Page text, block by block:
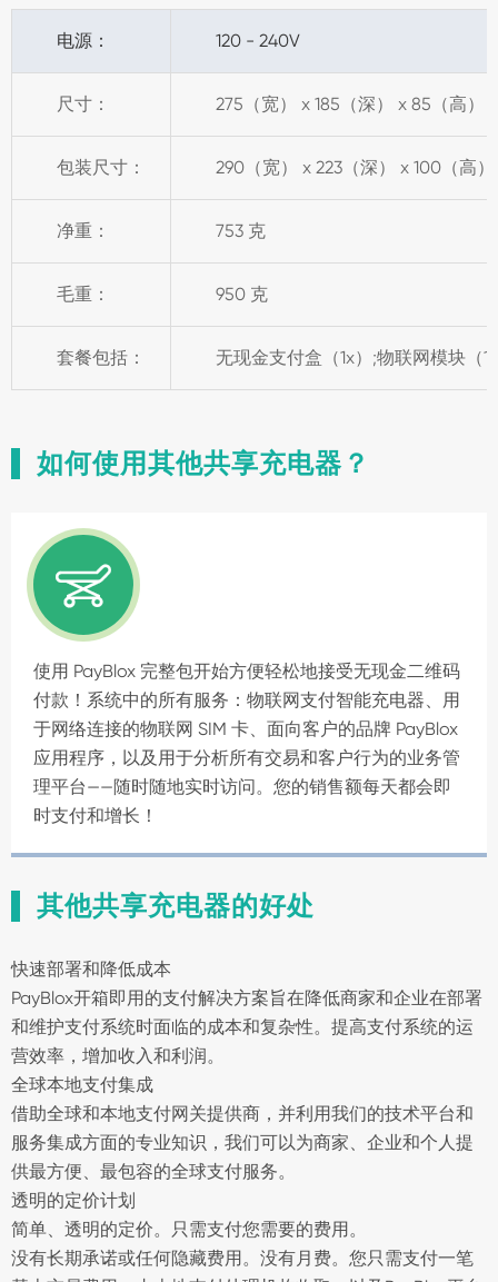
电源： 120 - 240V
尺寸： 275（宽） x 185（深） x 85（高）
包装尺寸： 290（宽） x 223（深） x 100（高
净重： 753 克
毛重： 950 克
套餐包括： 无现金支付盒（1x）;物联网模块（
如何使用其他共享充电器？

使用 PayBlox 完整包开始方便轻松地接受无现金二维码
付款！系统中的所有服务：物联网支付智能充电器、用
于网络连接的物联网 SIM 卡、面向客户的品牌 PayBlox
应用程序，以及用于分析所有交易和客户行为的业务管
理平台——随时随地实时访问。您的销售额每天都会即
时支付和增长！
其他共享充电器的好处
快速部署和降低成本
PayBlox开箱即用的支付解决方案旨在降低商家和企业在部署
和维护支付系统时面临的成本和复杂性。提高支付系统的运
营效率，增加收入和利润。
全球本地支付集成
借助全球和本地支付网关提供商，并利用我们的技术平台和
服务集成方面的专业知识，我们可以为商家、企业和个人提
供最方便、最包容的全球支付服务。
透明的定价计划
简单、透明的定价。只需支付您需要的费用。
没有长期承诺或任何隐藏费用。没有月费。您只需支付一笔